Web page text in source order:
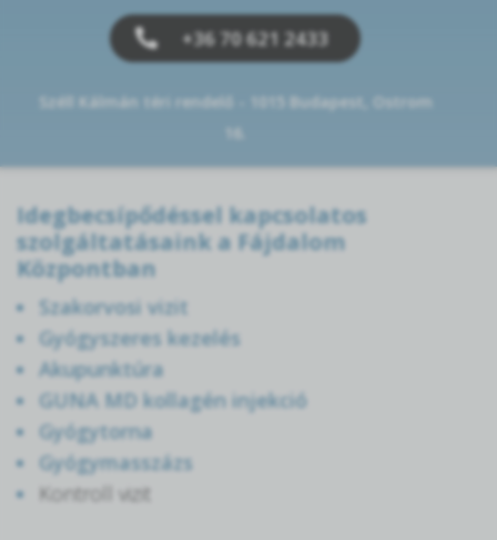
+36 70 621 2433
Széll Kálmán téri rendelő - 1015 Budapest, Ostrom
16.
Idegbecsípődéssel kapcsolatos
szolgáltatásaink a Fájdalom
Központban
Szakorvosi vizit
Gyógyszeres kezelés
Akupunktúra
GUNA MD kollagén injekció
Gyógytorna
Gyógymasszázs
Kontroll vizit